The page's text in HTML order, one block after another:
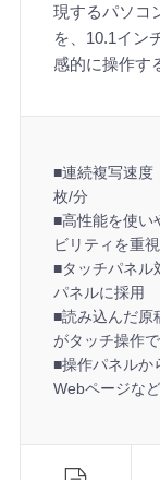
現するパソコ
を、10.1イン
感的に操作す
■連続複写速度
枚/分
■高性能を使い
ビリティを重視
■タッチパネル
パネルに採用
■読み込んだ原
がタッチ操作
■操作パネルか
Webページな